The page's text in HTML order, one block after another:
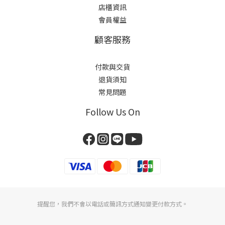
店櫃資訊
會員權益
顧客服務
付款與交貨
退貨須知
常見問題
Follow Us On
提醒您，我們不會以電話或簡訊方式通知變更付款方式。